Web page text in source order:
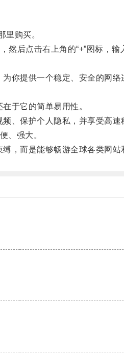
购买。
后点击右上角的“+”图标，输
提供一个稳定、安全的网络
于它的简单易用性。
保护个人隐私，并享受高速
、强大。
而是能够畅游全球各类网站